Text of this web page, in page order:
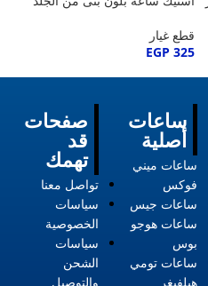
قطع غيار
EGP 325
صفحات
قد
تهمك
تواصل معنا
سياسات
الخصوصية
سياسات
الشحن
والتوصيل
ساعات
أصلية
ساعات ميني
فوكس
ساعات جيس
ساعات هوجو
بوس
ساعات تومي
هيلفيغر